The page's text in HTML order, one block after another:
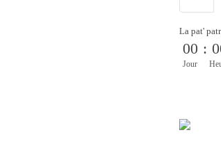
La pat'
00
Jour
: